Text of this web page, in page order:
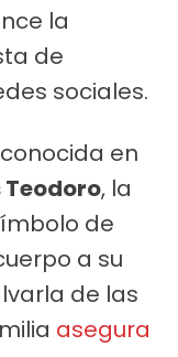
la
de
sociales.
en
, la
de
a su
de las
asegura